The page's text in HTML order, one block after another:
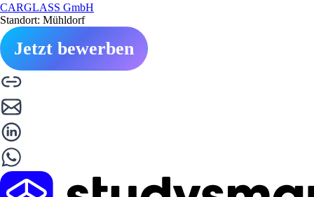
CARGLASS GmbH
Standort: Mühldorf
Jetzt bewerben